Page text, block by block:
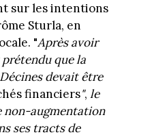
sur les intentions
Sturla, en
"Après avoir
que la
devait être
financiers", le
non-augmentation
ses tracts de